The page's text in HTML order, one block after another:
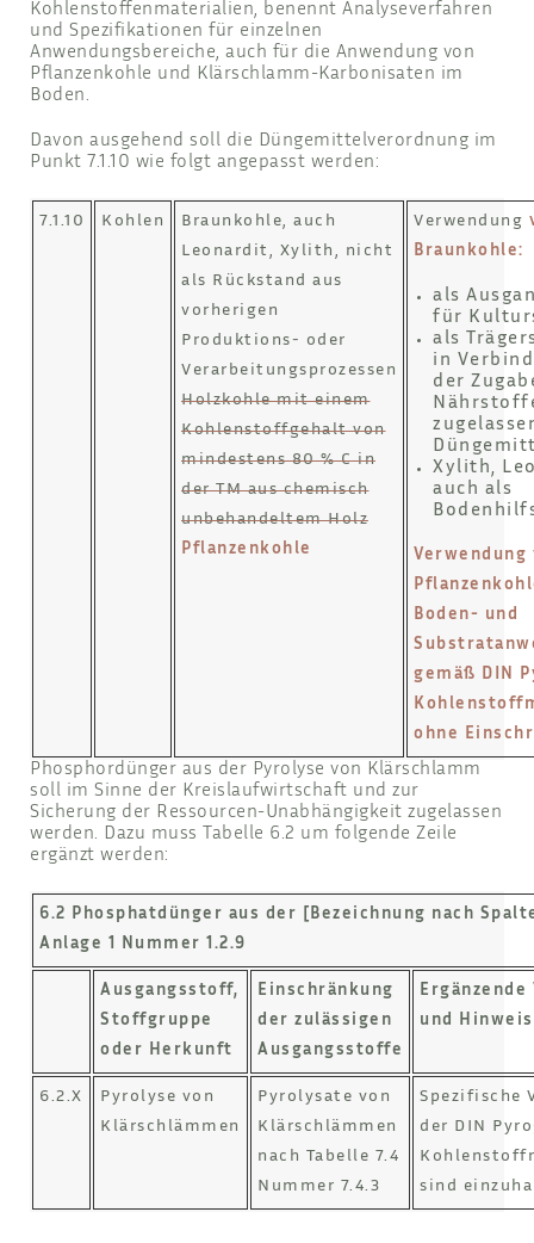
Kohlenstoffenmaterialien, benennt Analyseverfahren
und Spezifikationen für einzelnen
Anwendungsbereiche, auch für die Anwendung von
Pflanzenkohle und Klärschlamm-Karbonisaten im
Boden.
Davon ausgehend soll die Düngemittelverordnung im
Punkt 7.1.10 wie folgt angepasst werden:
7.1.10 Kohlen Braunkohle, auch
Leonardit, Xylith, nicht
als Rückstand aus
vorherigen
Produktions- oder
Verarbeitungsprozessen
Holzkohle mit einem
Kohlenstoffgehalt von
mindestens 80 % C in
der TM aus chemisch
unbehandeltem Holz
Pflanzenkohle
Verwendung
Braunkohle:
als
für
als
in
der
Xylith,
auch als
Verwendung
Boden- und
gemäß DIN
ohne
Phosphordünger aus der Pyrolyse von Klärschlamm
soll im Sinne der Kreislaufwirtschaft und zur
Sicherung der Ressourcen-Unabhängigkeit zugelassen
werden. Dazu muss Tabelle 6.2 um folgende Zeile
ergänzt werden:
6.2 Phosphatdünger aus der [Bezeichnung nach
Anlage 1 Nummer 1.2.9
Ausgangsstoff,
Stoffgruppe
oder Herkunft
Einschränkung
der zulässigen
Ausgangsstoffe
Ergänzende
und
6.2.X Pyrolyse von
Klärschlämmen
Pyrolysate von
Klärschlämmen
nach Tabelle 7.4
Nummer 7.4.3
Spezifische
der DIN
sind